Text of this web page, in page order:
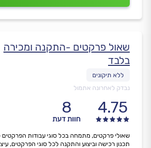
שאול פרקטים -התקנה ומכירה
בלבד
נבדק לאחרונה אתמול
4.75
8
חוות דעת
שאולי פרקטים, מתמחה בכל סוגי עבודות הפרקטים
תכנון רכישה וביצוע והתקנה לכל סוגי הפרקטים,